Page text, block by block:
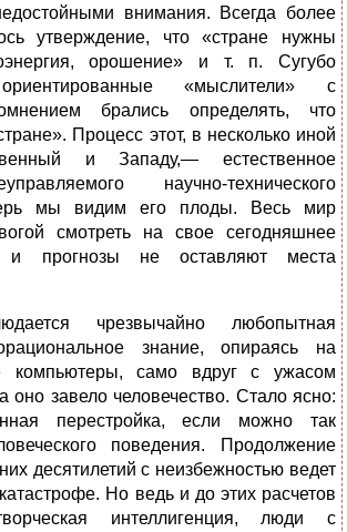
внимания. Всегда более
утверждение, что «стране нужны
орошение» и т. п. Сугубо
«мыслители» с
брались определять, что
Процесс этот, в несколько иной
и Западу,— естественное
научно-технического
мы видим его плоды. Весь мир
смотреть на свое сегодняшнее
и прогнозы не оставляют места
чрезвычайно любопытная
знание, опираясь на
компьютеры, само вдруг с ужасом
оно завело человечество. Стало ясно:
перестройка, если можно так
поведения. Продолжение
десятилетий с неизбежностью ведет
Но ведь и до этих расчетов
интеллигенция, люди с